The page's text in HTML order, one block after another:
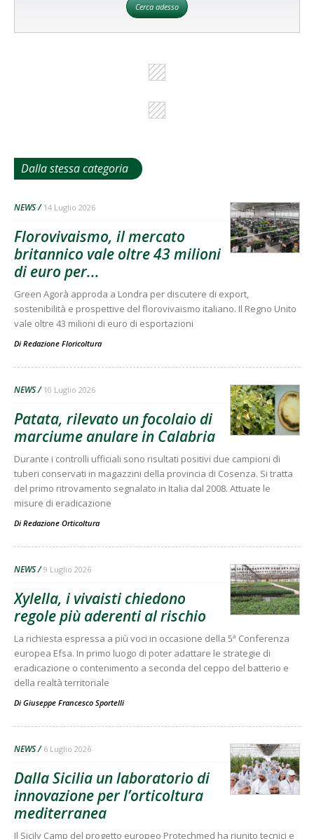
Cerca adesso
Dalla stessa categoria
NEWS 14 Luglio 2026
Florovivaismo, il mercato
britannico vale oltre 43 milioni
di euro per...
Green Agorà approda a Londra per discutere di export,
sostenibilità e prospettive del florovivaismo italiano. Il Regno Unito
vale oltre 43 milioni di euro di esportazioni
Di Redazione Floricoltura
NEWS 10 Luglio 2026
Patata, rilevato un focolaio di
marciume anulare in Calabria
Durante i controlli ufficiali sono risultati positivi due campioni di
tuberi conservati in magazzini della provincia di Cosenza. Si tratta
del primo ritrovamento segnalato in Italia dal 2008. Attuate le
misure di eradicazione
Di Redazione Orticoltura
NEWS 9 Luglio 2026
Xylella, i vivaisti chiedono
regole più aderenti al rischio
La richiesta espressa a più voci in occasione della 5ª Conferenza
europea Efsa. In primo luogo di poter adattare le strategie di
eradicazione o contenimento a seconda del ceppo del batterio e
della realtà territoriale
Di Giuseppe Francesco Sportelli
NEWS 6 Luglio 2026
Dalla Sicilia un laboratorio di
innovazione per l’orticoltura
mediterranea
Il Sicily Camp del progetto europeo Protechmed ha riunito tecnici e